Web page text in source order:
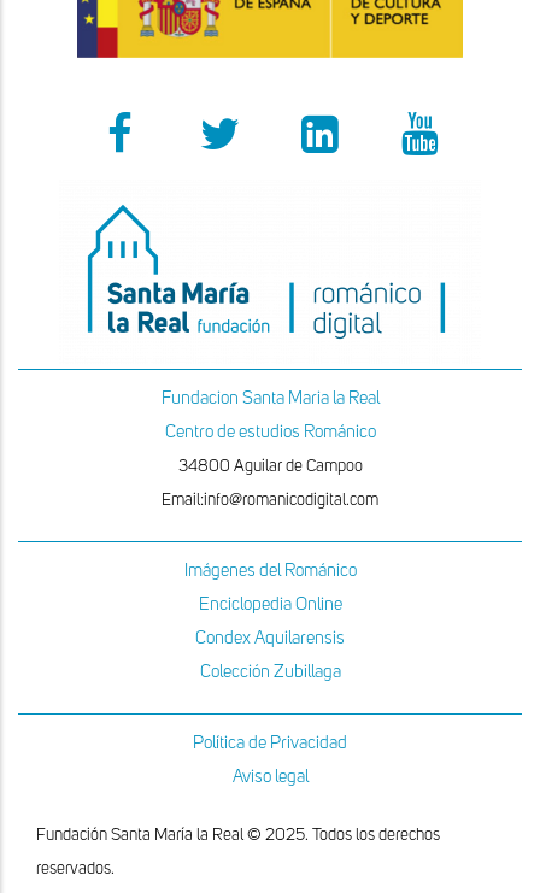
Fundacion Santa Maria la Real
Centro de estudios Románico
34800 Aguilar de Campoo
Email:info@romanicodigital.com
Imágenes del Románico
Enciclopedia Online
Condex Aquilarensis
Colección Zubillaga
Política de Privacidad
Aviso legal
Fundación Santa María la Real © 2025. Todos los derechos
reservados.